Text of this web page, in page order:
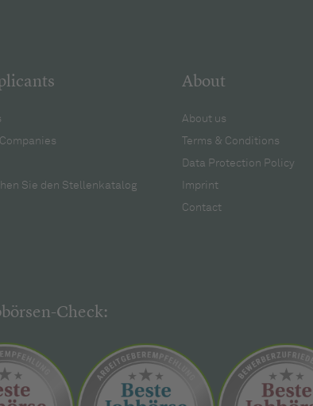
Sie den Stellenkatalog
About
About us
Terms & Conditions
Data Protection Policy
Imprint
Contact
Check: